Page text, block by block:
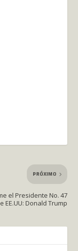
PRÓXIMO
el Presidente No. 47
EE.UU: Donald Trump